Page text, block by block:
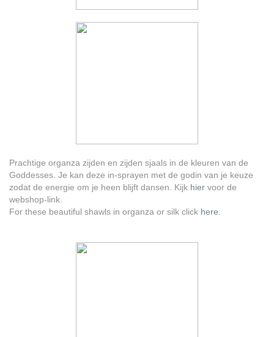
Prachtige organza zijden en zijden sjaals in de kleuren van de
Goddesses. Je kan deze in-sprayen met de godin van je keuze
zodat de energie om je heen blijft dansen. Kijk hier voor de
webshop-link.
For these beautiful shawls in organza or silk click here